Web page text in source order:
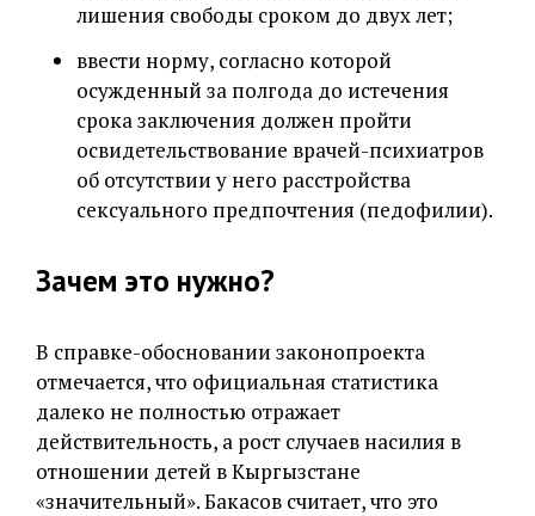
лишения свободы сроком до двух лет;
ввести норму, согласно которой
осужденный за полгода до истечения
срока заключения должен пройти
освидетельствование врачей-психиатров
об отсутствии у него расстройства
сексуального предпочтения (педофилии).
Зачем это нужно?
В справке-обосновании законопроекта
отмечается, что официальная статистика
далеко не полностью отражает
действительность, а рост случаев насилия в
отношении детей в Кыргызстане
«значительный». Бакасов считает, что это